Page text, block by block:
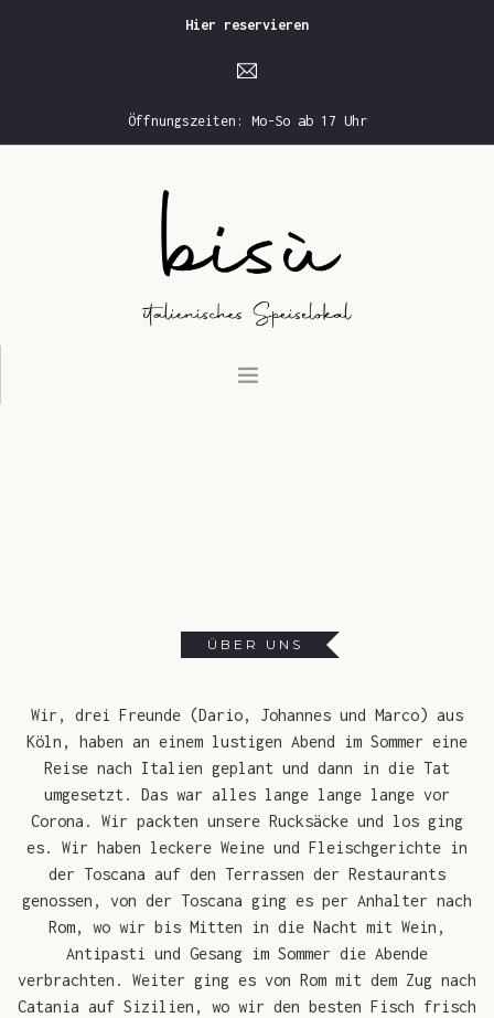
Hier reservieren
Öffnungszeiten: Mo-So ab 17 Uhr
ÜBER UNS
Wir, drei Freunde (Dario, Johannes und Marco) aus
Köln, haben an einem lustigen Abend im Sommer eine
Reise nach Italien geplant und dann in die Tat
umgesetzt. Das war alles lange lange lange vor
Corona. Wir packten unsere Rucksäcke und los ging
es. Wir haben leckere Weine und Fleischgerichte in
der Toscana auf den Terrassen der Restaurants
genossen, von der Toscana ging es per Anhalter nach
Rom, wo wir bis Mitten in die Nacht mit Wein,
Antipasti und Gesang im Sommer die Abende
verbrachten. Weiter ging es von Rom mit dem Zug nach
Catania auf Sizilien, wo wir den besten Fisch frisch